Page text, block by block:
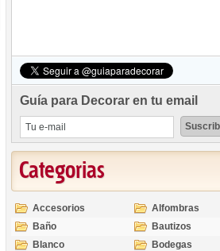
Guía para Decorar en tu email
Categorias
Accesorios
Alfombras
Baño
Bautizos
Blanco
Bodegas